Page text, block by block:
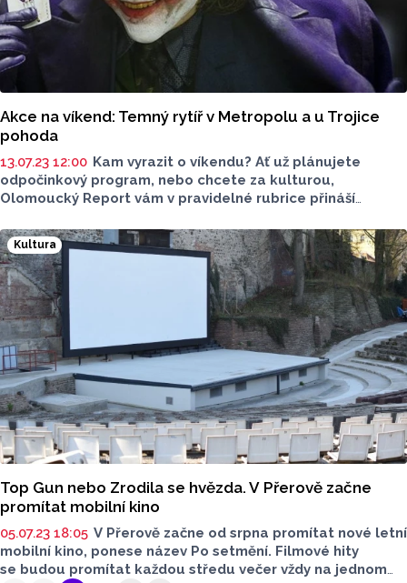
Akce na víkend: Temný rytíř v Metropolu a u Trojice
pohoda
13.07.23 12:00 Kam vyrazit o víkendu? Ať už plánujete
odpočinkový program, nebo chcete za kulturou,
Olomoucký Report vám v pravidelné rubrice přináší
Kultura
Top Gun nebo Zrodila se hvězda. V Přerově začne
promítat mobilní kino
05.07.23 18:05 V Přerově začne od srpna promítat nové letní
mobilní kino, ponese název Po setmění. Filmové hity
se budou promítat každou středu večer vždy na jednom